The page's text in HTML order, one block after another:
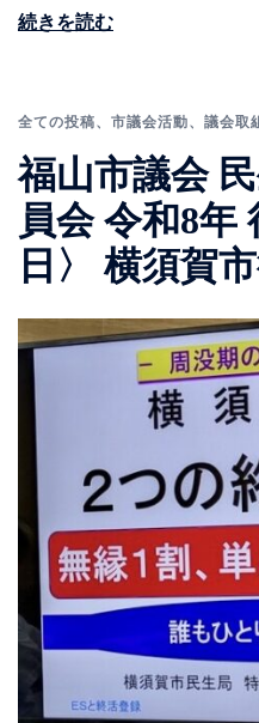
続きを読む
全ての投稿、 市議会活動、 議会取
福山市議会
員会 令和8年
日〉 横須賀